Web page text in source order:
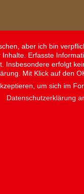
aber ich bin
Erfasste
Insbesondere erfolgt
Mit Klick auf den
um sich im
Datenschutzerklärung